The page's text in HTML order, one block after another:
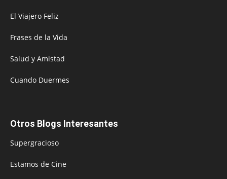
El Viajero Feliz
Frases de la Vida
Salud y Amistad
Cuando Duermes
Otros Blogs Interesantes
Supergracioso
Estamos de Cine